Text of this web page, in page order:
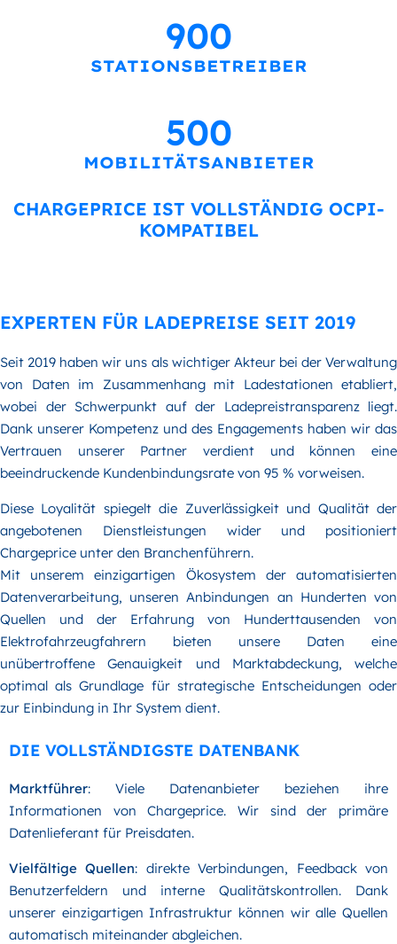
STATIONSBETREIBER
900
MOBILITÄTSANBIETER
500
CHARGEPRICE IST VOLLSTÄNDIG OCPI-
KOMPATIBEL
EXPERTEN FÜR LADEPREISE SEIT 2019
Seit 2019 haben wir uns als wichtiger Akteur bei der Verwaltung
von Daten im Zusammenhang mit Ladestationen etabliert,
wobei der Schwerpunkt auf der Ladepreistransparenz liegt.
Dank unserer Kompetenz und des Engagements haben wir das
Vertrauen unserer Partner verdient und können eine
beeindruckende Kundenbindungsrate von 95 % vorweisen.
Diese Loyalität spiegelt die Zuverlässigkeit und Qualität der
angebotenen Dienstleistungen wider und positioniert
Chargeprice unter den Branchenführern.
Mit unserem einzigartigen Ökosystem der automatisierten
Datenverarbeitung, unseren Anbindungen an Hunderten von
Quellen und der Erfahrung von Hunderttausenden von
Elektrofahrzeugfahrern bieten unsere Daten eine
unübertroffene Genauigkeit und Marktabdeckung, welche
optimal als Grundlage für strategische Entscheidungen oder
zur Einbindung in Ihr System dient.
DIE VOLLSTÄNDIGSTE DATENBANK
Marktführer: Viele Datenanbieter beziehen ihre
Informationen von Chargeprice. Wir sind der primäre
Datenlieferant für Preisdaten.
Vielfältige Quellen: direkte Verbindungen, Feedback von
Benutzerfeldern und interne Qualitätskontrollen. Dank
unserer einzigartigen Infrastruktur können wir alle Quellen
automatisch miteinander abgleichen.